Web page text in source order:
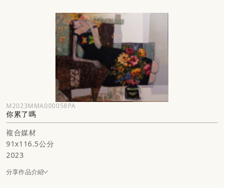
M2023MMA000058PA
你累了嗎
複合媒材
91x116.5公分
2023
分享作品介紹